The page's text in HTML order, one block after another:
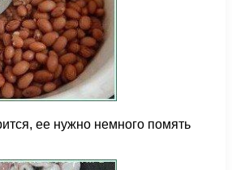
ее нужно немного помять